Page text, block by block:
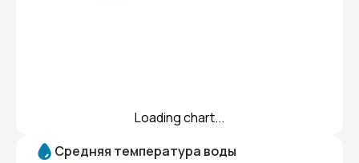
Loading chart...
Средняя температура воды